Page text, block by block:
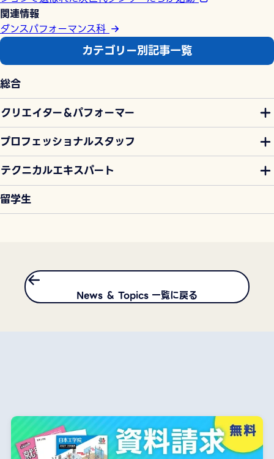
関連情報
ダンスパフォーマンス科
カテゴリー別記事一覧
総合
クリエイター＆パフォーマー
プロフェッショナルスタッフ
テクニカルエキスパート
留学生
News ＆ Topics 一覧に戻る